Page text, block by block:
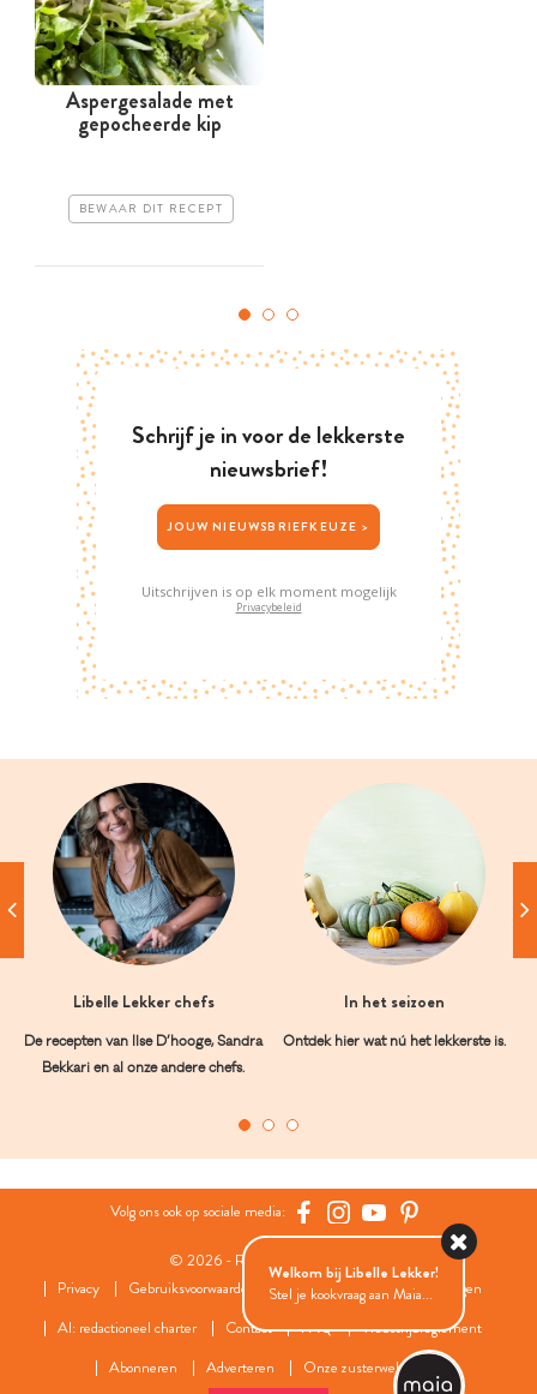
Aspergesalade met
gepocheerde kip
BEWAAR DIT RECEPT
Schrijf je in voor de lekkerste
nieuwsbrief!
JOUW NIEUWSBRIEFKEUZE >
Uitschrijven is op elk moment mogelijk
Privacybeleid
Libelle Lekker chefs
De recepten van Ilse D’hooge, Sandra
Bekkari en al onze andere chefs.
In het seizoen
Ontdek hier wat nú het lekkerste is.
Volg ons ook op sociale media:
© 2026 - Roularta Media Group
Privacy
Gebruiksvoorwaarden Cookies
Cookies instellingen
AI: redactioneel charter
Contact FAQ
Wedstrijdreglement
Abonneren
Adverteren Onze zusterwebsites
Welkom bij Libelle Lekker!
Stel je kookvraag aan Maia...